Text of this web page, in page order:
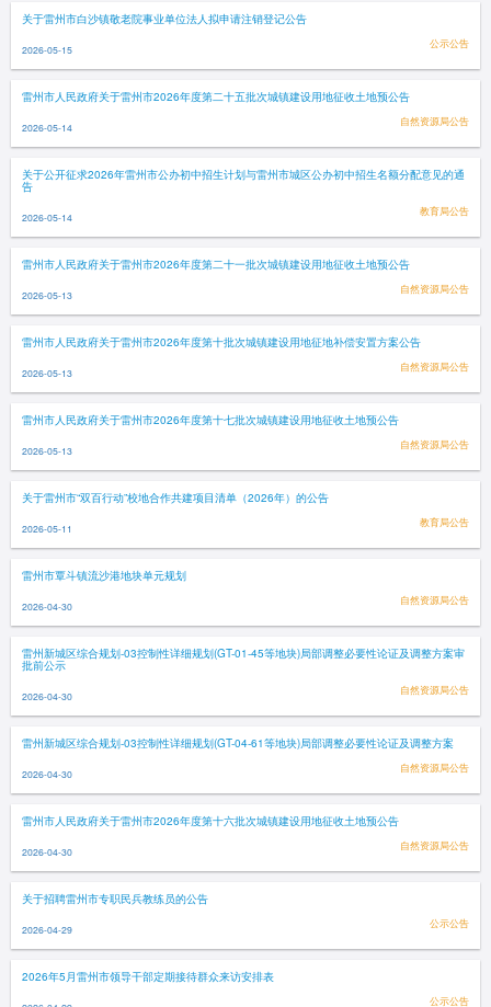
关于雷州市白沙镇敬老院事业单位法人拟申请注销登记公告
2026-05-15 公示公告
雷州市人民政府关于雷州市2026年度第二十五批次城镇建设用地征收土地预公告
2026-05-14 自然资源局公告
关于公开征求2026年雷州市公办初中招生计划与雷州市城区公办初中招生名额分配意见的通
告
2026-05-14 教育局公告
雷州市人民政府关于雷州市2026年度第二十一批次城镇建设用地征收土地预公告
2026-05-13 自然资源局公告
雷州市人民政府关于雷州市2026年度第十批次城镇建设用地征地补偿安置方案公告
2026-05-13 自然资源局公告
雷州市人民政府关于雷州市2026年度第十七批次城镇建设用地征收土地预公告
2026-05-13 自然资源局公告
关于雷州市“双百行动”校地合作共建项目清单（2026年）的公告
2026-05-11 教育局公告
雷州市覃斗镇流沙港地块单元规划
2026-04-30 自然资源局公告
雷州新城区综合规划-03控制性详细规划(GT-01-45等地块)局部调整必要性论证及调整方案审
批前公示
2026-04-30 自然资源局公告
雷州新城区综合规划-03控制性详细规划(GT-04-61等地块)局部调整必要性论证及调整方案
2026-04-30 自然资源局公告
雷州市人民政府关于雷州市2026年度第十六批次城镇建设用地征收土地预公告
2026-04-30 自然资源局公告
关于招聘雷州市专职民兵教练员的公告
2026-04-29 公示公告
2026年5月雷州市领导干部定期接待群众来访安排表
公示公告